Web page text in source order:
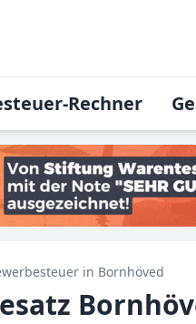
Rechner
in Bornhöved